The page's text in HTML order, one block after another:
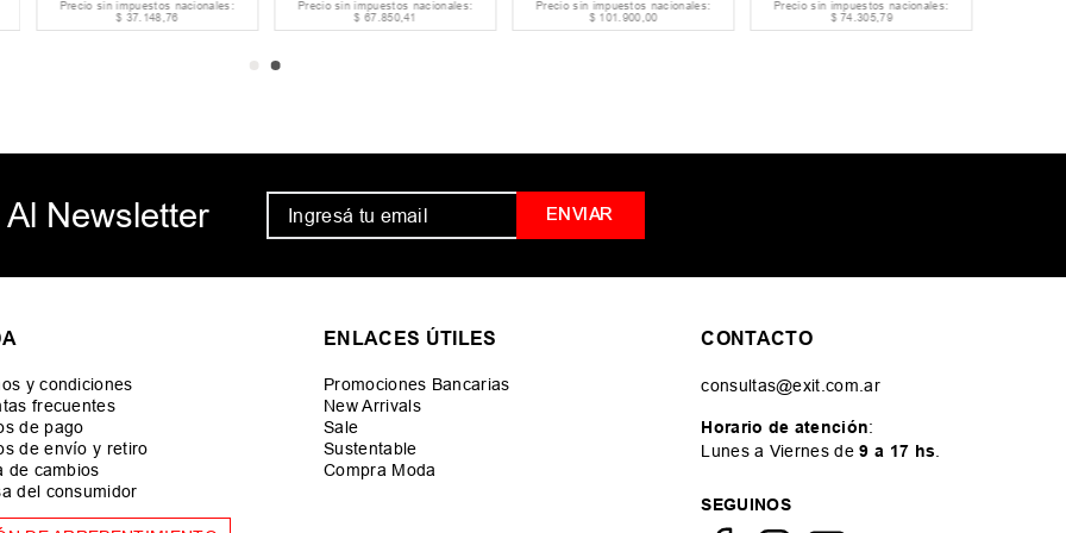
Precio sin impuestos nacionales:
$ 37.148,76
Precio sin impuestos nacionales:
$ 67.850,41
Precio sin impuestos nacionales:
$ 101.900,00
Precio sin impuestos nacionales:
$ 74.305,79
Newsletter ENVIAR
y condiciones
frecuentes
de pago
de envío y retiro
de cambios
del consumidor
ENLACES ÚTILES
Promociones Bancarias
New Arrivals
Sale
Sustentable
Compra Moda
CONTACTO
consultas@exit.com.ar
Horario de atención:
Lunes a Viernes de9 a 17 hs
SEGUINOS